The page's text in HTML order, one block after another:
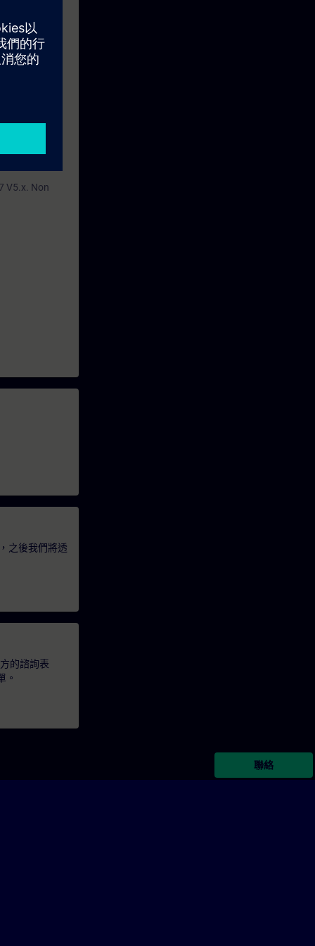
7 V5.x.
V5.x. Non
之後我們將透
的諮詢表
。
聯絡